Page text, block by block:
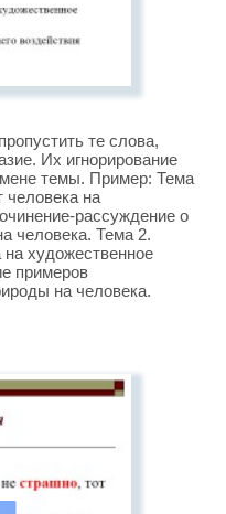
те слова,
Их игнорирование
темы. Пример: Тема
человека на
рассуждение о
человека. Тема 2.
художественное
примеров
на человека.